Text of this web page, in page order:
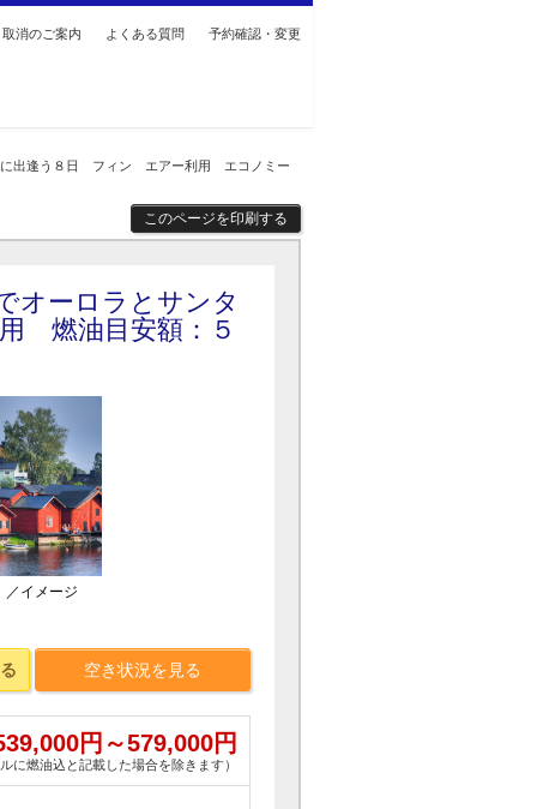
消のご案内 よくある質問 予約確認・変更
に出逢う８日 フィン エアー利用 エコノミー
このページを印刷する
オーロラとサンタ
燃油目安額：５
／イメージ
空き状況を見る
円～579,000円
に燃油込と記載した場合を除きます）